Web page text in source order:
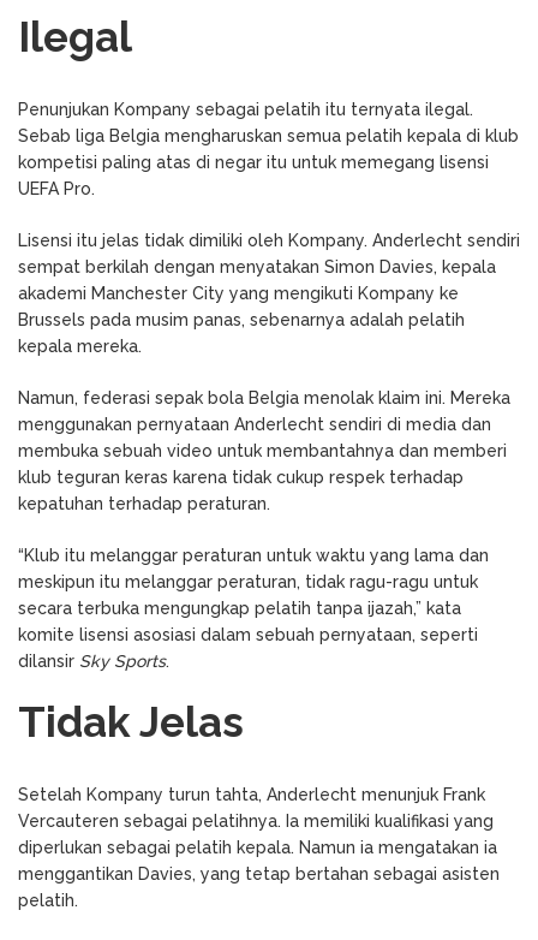
Ilegal
Penunjukan Kompany sebagai pelatih itu ternyata ilegal.
Sebab liga Belgia mengharuskan semua pelatih kepala di klub
kompetisi paling atas di negar itu untuk memegang lisensi
UEFA Pro.
Lisensi itu jelas tidak dimiliki oleh Kompany. Anderlecht sendiri
sempat berkilah dengan menyatakan Simon Davies, kepala
akademi Manchester City yang mengikuti Kompany ke
Brussels pada musim panas, sebenarnya adalah pelatih
kepala mereka.
Namun, federasi sepak bola Belgia menolak klaim ini. Mereka
menggunakan pernyataan Anderlecht sendiri di media dan
membuka sebuah video untuk membantahnya dan memberi
klub teguran keras karena tidak cukup respek terhadap
kepatuhan terhadap peraturan.
“Klub itu melanggar peraturan untuk waktu yang lama dan
meskipun itu melanggar peraturan, tidak ragu-ragu untuk
secara terbuka mengungkap pelatih tanpa ijazah,” kata
komite lisensi asosiasi dalam sebuah pernyataan, seperti
dilansir Sky Sports.
Tidak Jelas
Setelah Kompany turun tahta, Anderlecht menunjuk Frank
Vercauteren sebagai pelatihnya. Ia memiliki kualifikasi yang
diperlukan sebagai pelatih kepala. Namun ia mengatakan ia
menggantikan Davies, yang tetap bertahan sebagai asisten
pelatih.